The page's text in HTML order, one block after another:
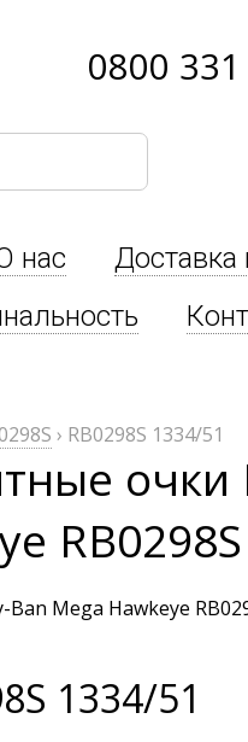
0800
нас
Доставка
› RB0298S 1334/51
очки
1334/51